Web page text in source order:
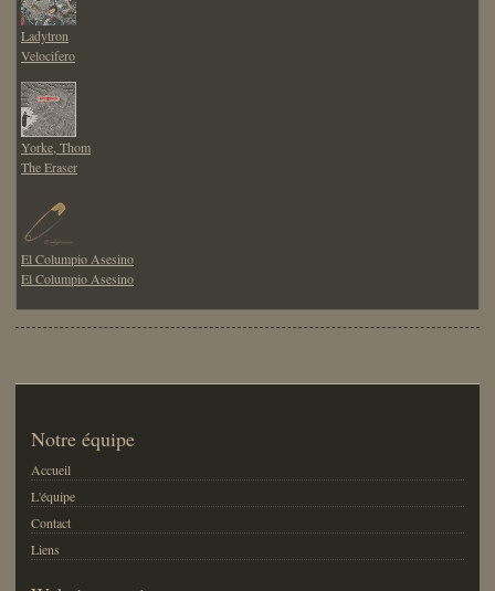
Ladytron
Velocifero
Yorke, Thom
The Eraser
El Columpio Asesino
El Columpio Asesino
Notre équipe
Accueil
L'équipe
Contact
Liens